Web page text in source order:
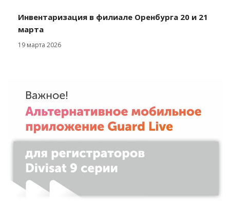
Инвентаризация в филиале Оренбурга 20 и 21
марта
19 марта 2026